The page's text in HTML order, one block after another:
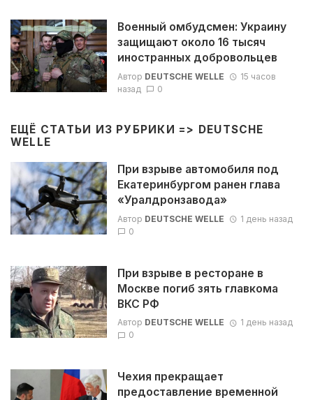
Военный омбудсмен: Украину
защищают около 16 тысяч
иностранных добровольцев
Автор DEUTSCHE WELLE
15 часов
назад
0
ЕЩЁ СТАТЬИ ИЗ РУБРИКИ => DEUTSCHE
WELLE
При взрыве автомобиля под
Екатеринбургом ранен глава
«Уралдронзавода»
Автор DEUTSCHE WELLE
1 день назад
0
При взрыве в ресторане в
Москве погиб зять главкома
ВКС РФ
Автор DEUTSCHE WELLE
1 день назад
0
Чехия прекращает
предоставление временной